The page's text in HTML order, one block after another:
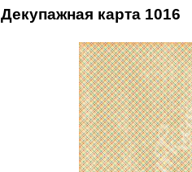
Декупажная карта 1016